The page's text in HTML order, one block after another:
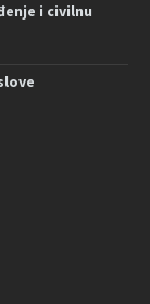
i civilnu